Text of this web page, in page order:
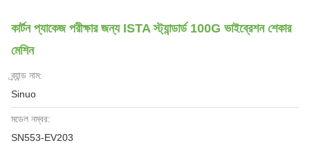
কার্টন প্যাকেজ পরীক্ষার জন্য ISTA স্ট্যান্ডার্ড 100G ভাইব্রেশন শেকার
মেশিন
ব্র্যান্ড নাম:
Sinuo
মডেল নম্বর:
SN553-EV203